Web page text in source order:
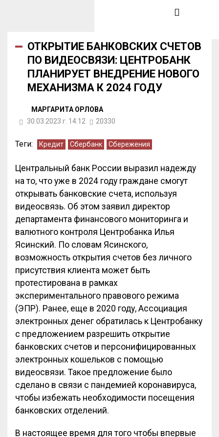
ОТКРЫТИЕ БАНКОВСКИХ СЧЕТОВ
ПО ВИДЕОСВЯЗИ: ЦЕНТРОБАНК
ПЛАНИРУЕТ ВНЕДРЕНИЕ НОВОГО
МЕХАНИЗМА К 2024 ГОДУ
МАРГАРИТА ОРЛОВА
30.03.2023 г. 14:12
20330
Теги: Кредит Сбербанк Сбережения
Центральный банк России выразил надежду
на то, что уже в 2024 году граждане смогут
открывать банковские счета, используя
видеосвязь. Об этом заявил директор
департамента финансового мониторинга и
валютного контроля Центробанка Илья
Ясинский. По словам Ясинского,
возможность открытия счетов без личного
присутствия клиента может быть
протестирована в рамках
экспериментального правового режима
(ЭПР). Ранее, еще в 2020 году, Ассоциация
электронных денег обратилась к Центробанку
с предложением разрешить открытие
банковских счетов и персонифицированных
электронных кошельков с помощью
видеосвязи. Такое предложение было
сделано в связи с пандемией коронавируса,
чтобы избежать необходимости посещения
банковских отделений.
В настоящее время для того чтобы впервые